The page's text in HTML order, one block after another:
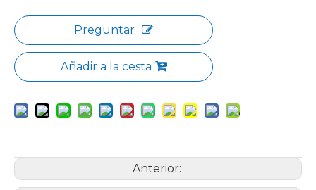
Preguntar
Añadir a la cesta
Anterior: